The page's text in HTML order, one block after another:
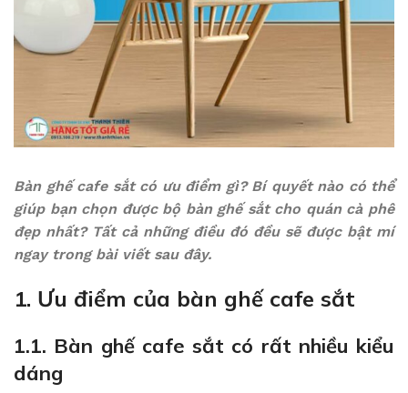
Bàn ghế cafe sắt có ưu điểm gì? Bí quyết nào có thể
giúp bạn chọn được bộ bàn ghế sắt cho quán cà phê
đẹp nhất? Tất cả những điều đó đều sẽ được bật mí
ngay trong bài viết sau đây.
1. Ưu điểm của bàn ghế cafe sắt
1.1. Bàn ghế cafe sắt có rất nhiều kiểu
dáng